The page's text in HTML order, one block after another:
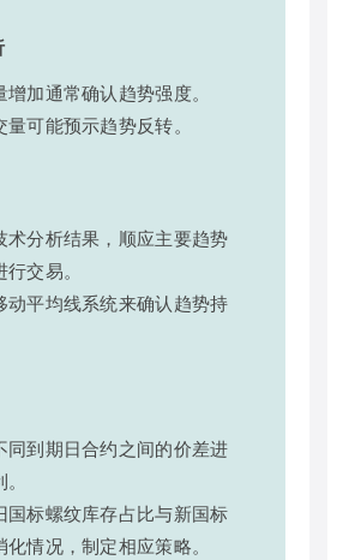
增加通常确认趋势强度。
量可能预示趋势反转。
术分析结果，顺应主要趋势
交易。
动平均线系统来确认趋势持
同到期日合约之间的价差进
国标螺纹库存占比与新国标
化情况，制定相应策略。